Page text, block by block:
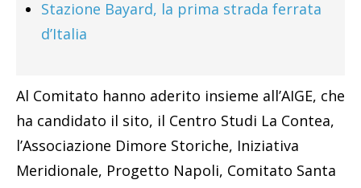
Stazione Bayard, la prima strada ferrata
d’Italia
Al Comitato hanno aderito insieme all’AIGE, che
ha candidato il sito, il Centro Studi La Contea,
l’Associazione Dimore Storiche, Iniziativa
Meridionale, Progetto Napoli, Comitato Santa